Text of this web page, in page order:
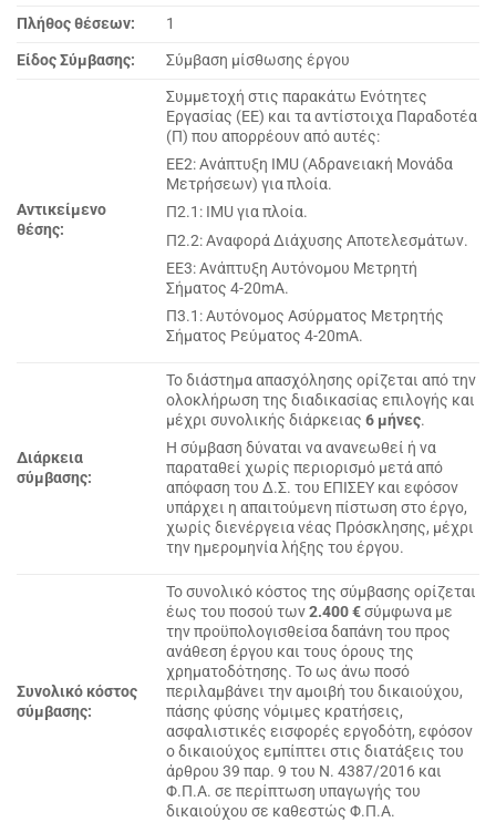
Πλήθος θέσεων:
1
Είδος Σύμβασης:
Σύμβαση μίσθωσης έργου
Αντικείμενο
θέσης:
Συμμετοχή στις παρακάτω Ενότητες
Εργασίας (ΕΕ) και τα αντίστοιχα Παραδοτέα
(Π) που απορρέουν από αυτές:
ΕΕ2: Ανάπτυξη IMU (Αδρανειακή Μονάδα
Μετρήσεων) για πλοία.
Π2.1: IMU για πλοία.
Π2.2: Αναφορά Διάχυσης Αποτελεσμάτων.
ΕΕ3: Ανάπτυξη Αυτόνομου Μετρητή
Σήματος 4-20mA.
Π3.1: Αυτόνομος Ασύρματος Μετρητής
Σήματος Ρεύματος 4-20mA.
Διάρκεια
σύμβασης:
Το διάστημα απασχόλησης ορίζεται από την
ολοκλήρωση της διαδικασίας επιλογής και
μέχρι συνολικής διάρκειας6 μήνες.
Η σύμβαση δύναται να ανανεωθεί ή να
παραταθεί χωρίς περιορισμό μετά από
απόφαση του Δ.Σ. του ΕΠΙΣΕΥ και εφόσον
υπάρχει η απαιτούμενη πίστωση στο έργο,
χωρίς διενέργεια νέας Πρόσκλησης, μέχρι
την ημερομηνία λήξης του έργου.
Συνολικό κόστος
σύμβασης:
Το συνολικό κόστος της σύμβασης ορίζεται
έως του ποσού των2.400 €σύμφωνα με
την προϋπολογισθείσα δαπάνη του προς
ανάθεση έργου και τους όρους της
χρηματοδότησης. Το ως άνω ποσό
περιλαμβάνει την αμοιβή του δικαιούχου,
πάσης φύσης νόμιμες κρατήσεις,
ασφαλιστικές εισφορές εργοδότη, εφόσον
ο δικαιούχος εμπίπτει στις διατάξεις του
άρθρου 39 παρ. 9 του Ν. 4387/2016 και
Φ.Π.Α. σε περίπτωση υπαγωγής του
δικαιούχου σε καθεστώς Φ.Π.Α.